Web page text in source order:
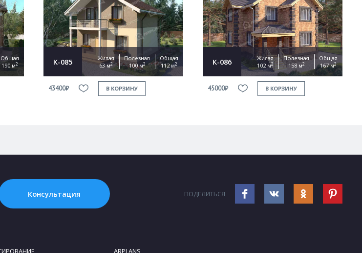
Общая
190 м2 К-085
Жилая
63 м2
Полезная
100 м2
Общая
112 м2
43400₽ В КОРЗИНУ
К-086
Жилая
102 м2
Полезная
158 м2
Общая
167 м2
45000₽ В КОРЗИНУ
Консультация ПОДЕЛИТЬСЯ
ARPLANS